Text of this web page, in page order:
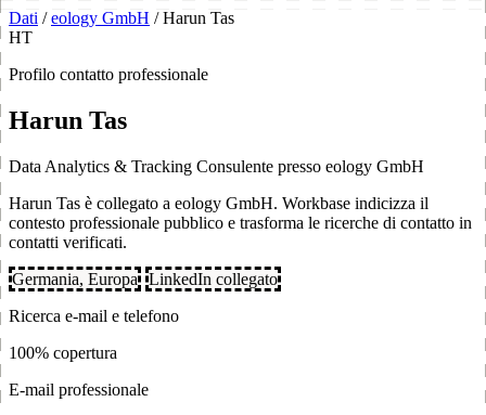
Dati / eology GmbH / Harun Tas
HT
Profilo contatto professionale
Harun Tas
Data Analytics & Tracking Consulente presso eology GmbH
Harun Tas è collegato a eology GmbH. Workbase indicizza il
contesto professionale pubblico e trasforma le ricerche di contatto in
contatti verificati.
Germania, Europa
LinkedIn collegato
Ricerca e-mail e telefono
100% copertura
E-mail professionale